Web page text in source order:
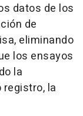
datos de los
de
eliminando
los ensayos
la
la